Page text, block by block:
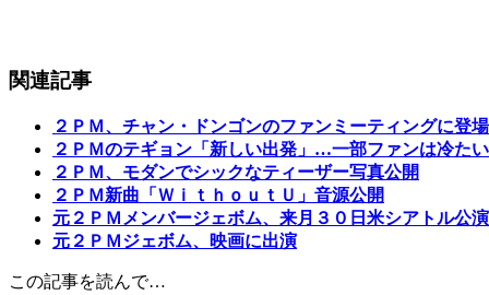
関連記事
２ＰＭ、チャン・ドンゴンのファンミーティングに登場
２ＰＭのテギョン「新しい出発」…一部ファンは冷た
２ＰＭ、モダンでシックなティーザー写真公開
２ＰＭ新曲「ＷｉｔｈｏｕｔＵ」音源公開
元２ＰＭメンバージェボム、来月３０日米シアトル公
元２ＰＭジェボム、映画に出演
この記事を読んで…